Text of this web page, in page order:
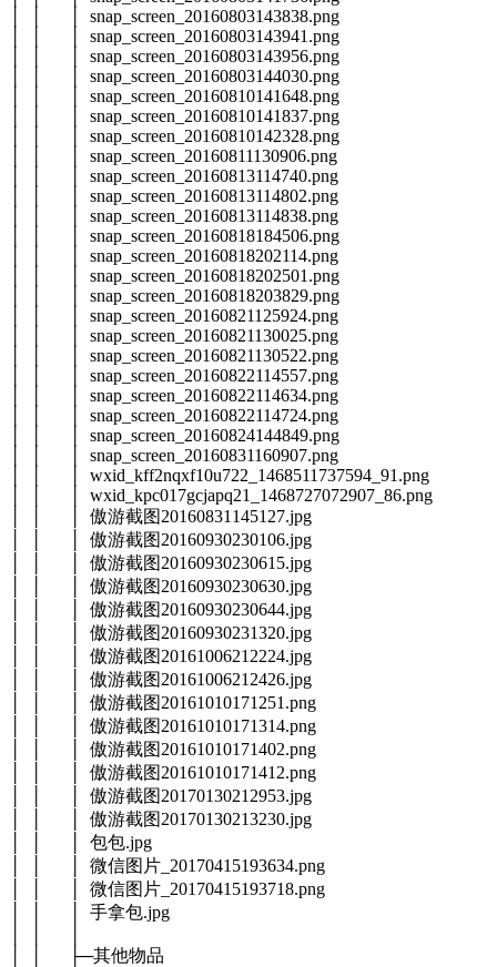
│ │ │ snap_screen_20160803143838.png
│ │ │ snap_screen_20160803143941.png
│ │ │ snap_screen_20160803143956.png
│ │ │ snap_screen_20160803144030.png
│ │ │ snap_screen_20160810141648.png
│ │ │ snap_screen_20160810141837.png
│ │ │ snap_screen_20160810142328.png
│ │ │ snap_screen_20160811130906.png
│ │ │ snap_screen_20160813114740.png
│ │ │ snap_screen_20160813114802.png
│ │ │ snap_screen_20160813114838.png
│ │ │ snap_screen_20160818184506.png
│ │ │ snap_screen_20160818202114.png
│ │ │ snap_screen_20160818202501.png
│ │ │ snap_screen_20160818203829.png
│ │ │ snap_screen_20160821125924.png
│ │ │ snap_screen_20160821130025.png
│ │ │ snap_screen_20160821130522.png
│ │ │ snap_screen_20160822114557.png
│ │ │ snap_screen_20160822114634.png
│ │ │ snap_screen_20160822114724.png
│ │ │ snap_screen_20160824144849.png
│ │ │ snap_screen_20160831160907.png
│ │ │ wxid_kff2nqxf10u722_1468511737594_91.png
│ │ │ wxid_kpc017gcjapq21_1468727072907_86.png
│ │ │ 傲游截图20160831145127.jpg
│ │ │ 傲游截图20160930230106.jpg
│ │ │ 傲游截图20160930230615.jpg
│ │ │ 傲游截图20160930230630.jpg
│ │ │ 傲游截图20160930230644.jpg
│ │ │ 傲游截图20160930231320.jpg
│ │ │ 傲游截图20161006212224.jpg
│ │ │ 傲游截图20161006212426.jpg
│ │ │ 傲游截图20161010171251.png
│ │ │ 傲游截图20161010171314.png
│ │ │ 傲游截图20161010171402.png
│ │ │ 傲游截图20161010171412.png
│ │ │ 傲游截图20170130212953.jpg
│ │ │ 傲游截图20170130213230.jpg
│ │ │ 包包.jpg
│ │ │ 微信图片_20170415193634.png
│ │ │ 微信图片_20170415193718.png
│ │ │ 手拿包.jpg
│ │ ├─其他物品